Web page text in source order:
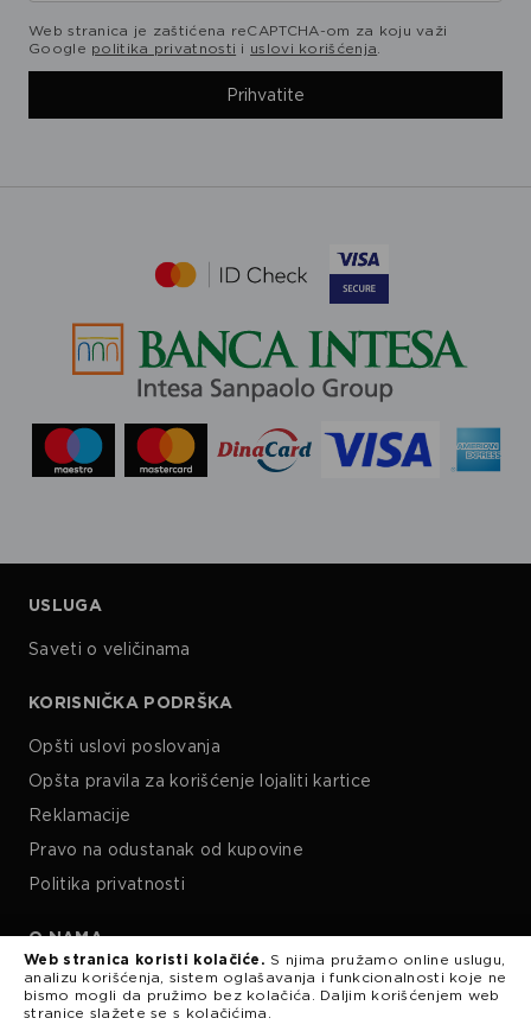
Web stranica je zaštićena reCAPTCHA-om za koju važi
Google politika privatnosti i uslovi korišćenja.
Prihvatite
USLUGA
Saveti o veličinama
KORISNIČKA PODRŠKA
Opšti uslovi poslovanja
Opšta pravila za korišćenje lojaliti kartice
Reklamacije
Pravo na odustanak od kupovine
Politika privatnosti
O NAMA
Kariera
Web stranica koristi kolačiće. S njima pružamo online uslugu,
analizu korišćenja, sistem oglašavanja i funkcionalnosti koje ne
bismo mogli da pružimo bez kolačića. Daljim korišćenjem web
stranice slažete se s kolačićima.